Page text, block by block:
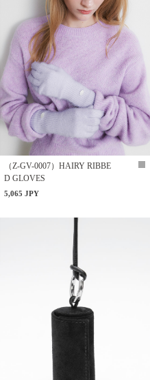
（Z-GV-0007）HAIRY RIBBE
D GLOVES
5,065 JPY